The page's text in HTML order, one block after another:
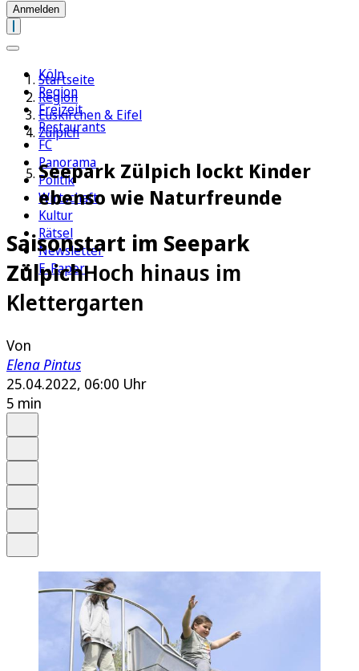
Anmelden
Köln
Region
Freizeit
Restaurants
FC
Panorama
Politik
Wirtschaft
Kultur
Rätsel
Newsletter
E-Paper
Startseite
Region
Euskirchen & Eifel
Zülpich
Seepark Zülpich lockt Kinder
ebenso wie Naturfreunde
Saisonstart im Seepark
ZülpichHoch hinaus im
Klettergarten
Von
Elena Pintus
25.04.2022, 06:00 Uhr
5 min